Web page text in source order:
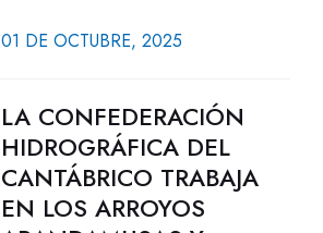
01 DE OCTUBRE, 2025
LA CONFEDERACIÓN
HIDROGRÁFICA DEL
CANTÁBRICO TRABAJA
EN LOS ARROYOS